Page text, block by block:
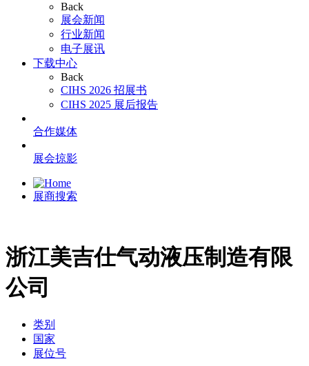
Back
展会新闻
行业新闻
电子展讯
下载中心
Back
CIHS 2026 招展书
CIHS 2025 展后报告
合作媒体
展会掠影
展商搜索
浙江美吉仕气动液压制造有限
公司
类别
国家
展位号